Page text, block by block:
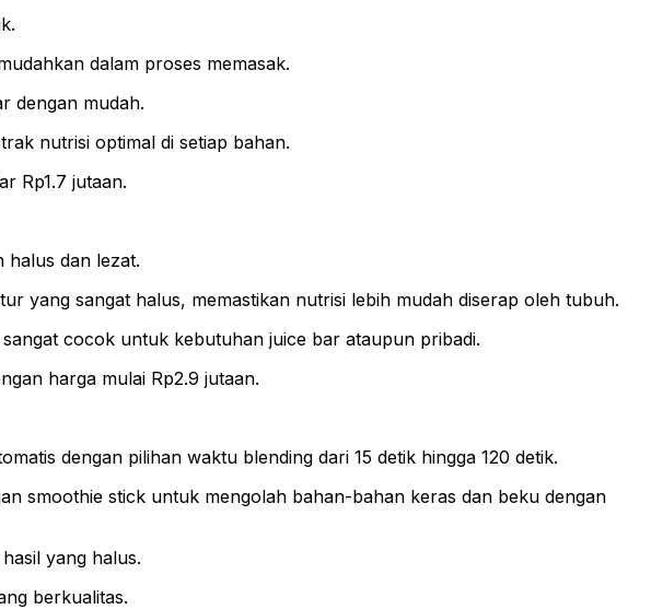
dalam proses memasak.
dengan mudah.
nutrisi optimal di setiap bahan.
Rp1.7 jutaan.
halus dan lezat.
yang sangat halus, memastikan nutrisi lebih mudah diserap oleh tubuh.
cocok untuk kebutuhan juice bar ataupun pribadi.
harga mulai Rp2.9 jutaan.
dengan pilihan waktu blending dari 15 detik hingga 120 detik.
smoothie stick untuk mengolah bahan-bahan keras dan beku dengan
yang halus.
berkualitas.